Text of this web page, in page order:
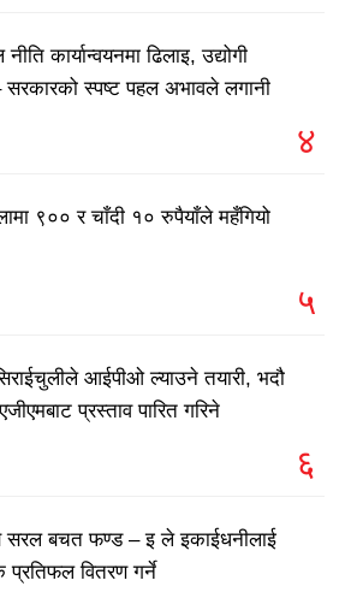
कार्यान्वयनमा ढिलाइ, उद्योगी
स्पष्ट पहल अभावले लगानी
४
९०० र चाँदी १० रुपैयाँले महँगियो
५
आईपीओ ल्याउने तयारी, भदौ
प्रस्ताव पारित गरिने
६
सरल बचत फण्ड – इ ले इकाईधनीलाई
वितरण गर्ने